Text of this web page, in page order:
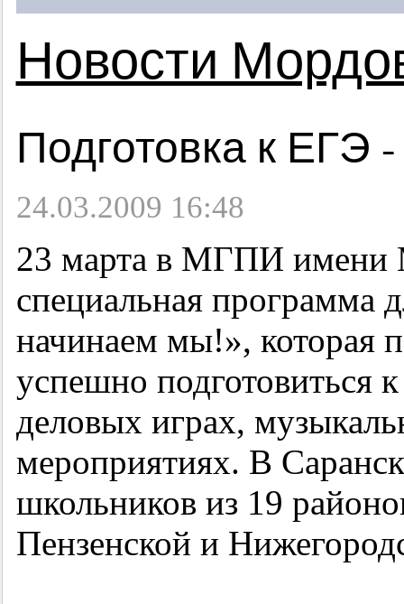
Новости
Подготовка к ЕГЭ
24.03.2009 16:48
23 марта в МГПИ имени
специальная программа
начинаем мы!», которая
успешно подготовиться
деловых играх,
мероприятиях. В
школьников из 19
Пензенской и